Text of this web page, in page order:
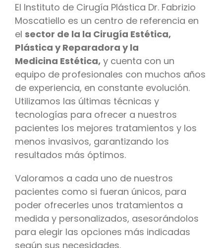
El Instituto de Cirugía Plástica Dr. Fabrizio
Moscatiello es un centro de referencia en
el sector de la la Cirugía Estética,
Plástica y Reparadora y la
Medicina Estética,y cuenta con un
equipo de profesionales con muchos años
de experiencia, en constante evolución.
Utilizamos las últimas técnicas y
tecnologías para ofrecer a nuestros
pacientes los mejores tratamientos y los
menos invasivos, garantizando los
resultados más óptimos.
Valoramos a cada uno de nuestros
pacientes como si fueran únicos, para
poder ofrecerles unos tratamientos a
medida y personalizados, asesorándolos
para elegir las opciones más indicadas
según sus necesidades.